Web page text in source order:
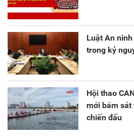
Luật An
trong kỷ
Hội thao
mới bám sát
chiến đấu